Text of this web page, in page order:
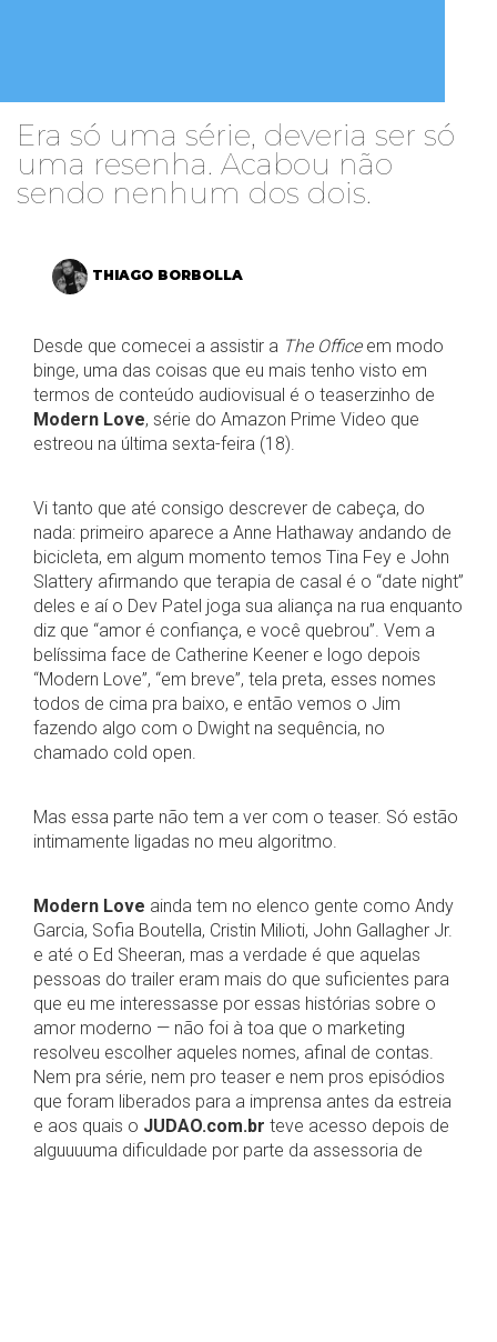
Era só uma série, deveria ser só
uma resenha. Acabou não
sendo nenhum dos dois.
THIAGO BORBOLLA
Desde que comecei a assistir a The Officeem modo
binge, uma das coisas que eu mais tenho visto em
termos de conteúdo audiovisual é o teaserzinho de
Modern Love, série do Amazon Prime Video que
estreou na última sexta-feira (18).
Vi tanto que até consigo descrever de cabeça, do
nada: primeiro aparece a Anne Hathaway andando de
bicicleta, em algum momento temos Tina Fey e John
Slattery afirmando que terapia de casal é o “date night”
deles e aí o Dev Patel joga sua aliança na rua enquanto
diz que “amor é confiança, e você quebrou”. Vem a
belíssima face de Catherine Keener e logo depois
“Modern Love”, “em breve”, tela preta, esses nomes
todos de cima pra baixo, e então vemos o Jim
fazendo algo com o Dwight na sequência, no
chamado cold open.
Mas essa parte não tem a ver com o teaser. Só estão
intimamente ligadas no meu algoritmo.
Modern Love ainda tem no elenco gente como Andy
Garcia, Sofia Boutella, Cristin Milioti, John Gallagher Jr.
e até o Ed Sheeran, mas a verdade é que aquelas
pessoas do trailer eram mais do que suficientes para
que eu me interessasse por essas histórias sobre o
amor moderno — não foi à toa que o marketing
resolveu escolher aqueles nomes, afinal de contas.
Nem pra série, nem pro teaser e nem pros episódios
que foram liberados para a imprensa antes da estreia
e aos quais o JUDAO.com.br teve acesso depois de
alguuuuma dificuldade por parte da assessoria de